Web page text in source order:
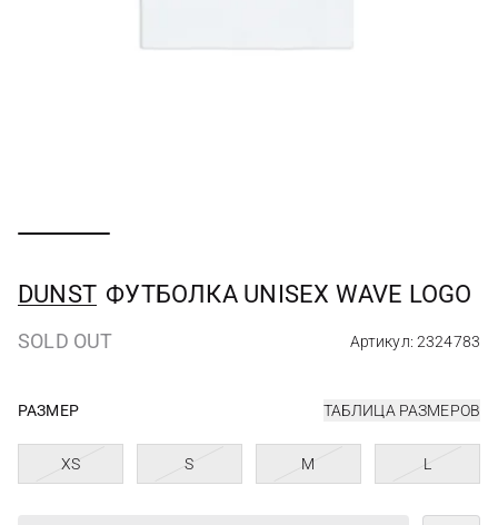
DUNST ФУТБОЛКА UNISEX WAVE LOGO
SOLD OUT Артикул: 2324783
РАЗМЕР ТАБЛИЦА РАЗМЕРОВ
XS S M L